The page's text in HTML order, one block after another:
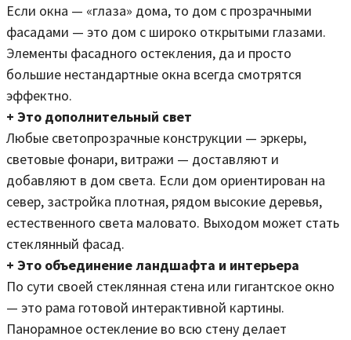
Если окна — «глаза» дома, то дом с прозрачными
фасадами — это дом с широко открытыми глазами.
Элементы фасадного остекления, да и просто
большие нестандартные окна всегда смотрятся
эффектно.
+ Это дополнительный свет
Любые светопрозрачные конструкции — эркеры,
световые фонари, витражи — доставляют и
добавляют в дом света. Если дом ориентирован на
север, застройка плотная, рядом высокие деревья,
естественного света маловато. Выходом может стать
стеклянный фасад.
+ Это объединение ландшафта и интерьера
По сути своей стеклянная стена или гигантское окно
— это рама готовой интерактивной картины.
Панорамное остекление во всю стену делает